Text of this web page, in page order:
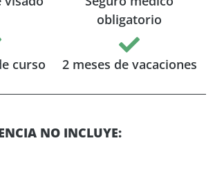
obligatorio
curso 2 meses de vacaciones
NO INCLUYE: